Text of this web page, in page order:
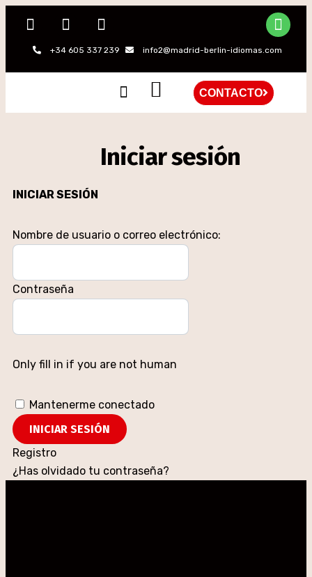
+34 605 337 239 info2@madrid-berlin-idiomas.com
CONTACTO
Iniciar sesión
INICIAR SESIÓN
Nombre de usuario o correo electrónico:
Contraseña
Only fill in if you are not human
Mantenerme conectado
Registro
¿Has olvidado tu contraseña?